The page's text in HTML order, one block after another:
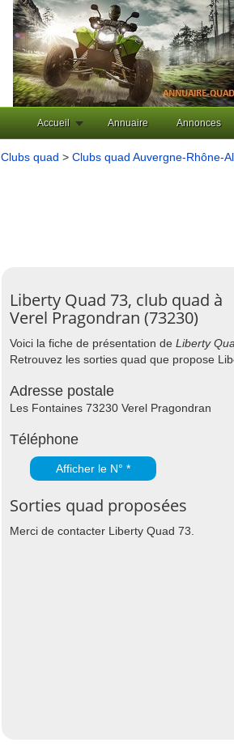
Accueil Annuaire Annonces
Clubs quad > Clubs quad Auvergne-Rhône-
Liberty Quad 73, club quad à
Verel Pragondran (73230)
Voici la fiche de présentation de Liberty
Retrouvez les sorties quad que propose
Adresse postale
Les Fontaines 73230 Verel Pragondran
Téléphone
Afficher le N° *
Sorties quad proposées
Merci de contacter Liberty Quad 73.